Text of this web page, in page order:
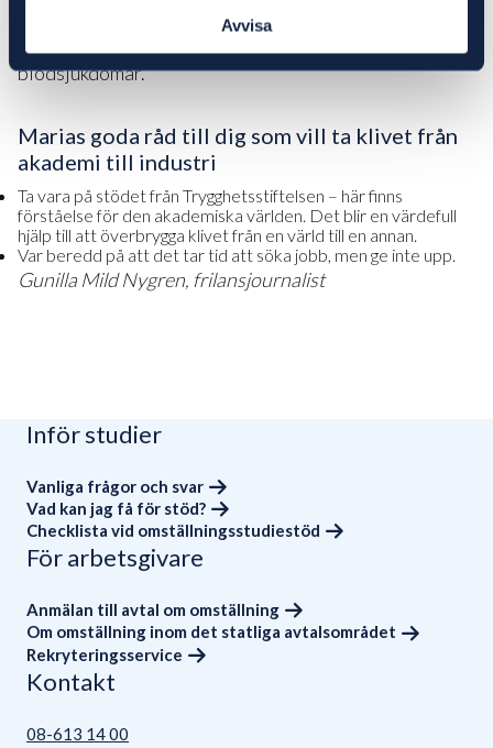
Avvisa
roll är en utmaning att växa i, säger Maria Dahl, som
blodsjukdomar.
Marias goda råd till dig som vill ta klivet från
akademi till industri
Ta vara på stödet från Trygghetsstiftelsen – här finns
förståelse för den akademiska världen. Det blir en värdefull
hjälp till att överbrygga klivet från en värld till en annan.
Var beredd på att det tar tid att söka jobb, men ge inte upp.
Gunilla Mild Nygren, frilansjournalist
Inför studier
Vanliga frågor och svar
Vad kan jag få för stöd?
Checklista vid omställningsstudiestöd
För arbetsgivare
Anmälan till avtal om omställning
Om omställning inom det statliga avtalsområdet
Rekryteringsservice
Kontakt
08-613 14 00